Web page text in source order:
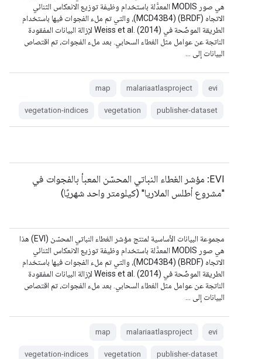
هي صور MODIS المعدَّلة باستخدام وظيفة توزيع الانعكاس الثنائي
الاتجاه (BRDF) (MCD43B4)، والتي تم ملء الفجوات فيها باستخدام
الطريقة الموضّحة في Weiss et al. (2014) لإزالة البيانات المفقودة
الناتجة عن عوامل مثل الغطاء السحابي. بعد ملء الفجوات، تم اقتصاص
البيانات إلى …
evi
malariaatlasproject
map
publisher-dataset
vegetation
vegetation-indices
EVI: مؤشر الغطاء النباتي المحسّن المعبأ بالفجوات في
"مشروع أطلس الملاريا" (كيلومتر واحد شهريًا)
مجموعة البيانات الأساسية لمنتج مؤشر الغطاء النباتي المحسّن (EVI) هذا
هي صور MODIS المعدَّلة باستخدام وظيفة توزيع الانعكاس الثنائي
الاتجاه (BRDF) (MCD43B4)، والتي تم ملء الفجوات فيها باستخدام
الطريقة الموضّحة في Weiss et al. (2014) لإزالة البيانات المفقودة
الناتجة عن عوامل مثل الغطاء السحابي. بعد ملء الفجوات، تم اقتصاص
البيانات إلى …
evi
malariaatlasproject
map
publisher-dataset
vegetation
vegetation-indices